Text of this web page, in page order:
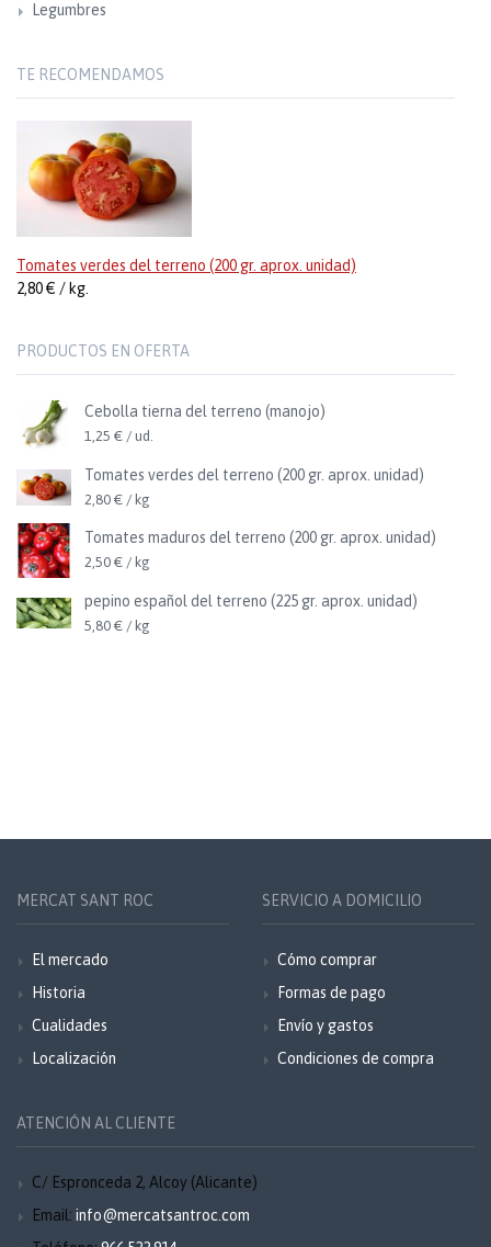
Legumbres
TE RECOMENDAMOS
Tomates verdes del terreno (200 gr. aprox. unidad)
2,80 € / kg.
PRODUCTOS EN OFERTA
Cebolla tierna del terreno (manojo)
1,25 € / ud.
Tomates verdes del terreno (200 gr. aprox. unidad)
2,80 € / kg
Tomates maduros del terreno (200 gr. aprox. unidad)
2,50 € / kg
pepino español del terreno (225 gr. aprox. unidad)
5,80 € / kg
MERCAT SANT ROC
El mercado
Historia
Cualidades
Localización
SERVICIO A DOMICILIO
Cómo comprar
Formas de pago
Envío y gastos
Condiciones de compra
ATENCIÓN AL CLIENTE
C/ Espronceda 2, Alcoy (Alicante)
Email: info@mercatsantroc.com